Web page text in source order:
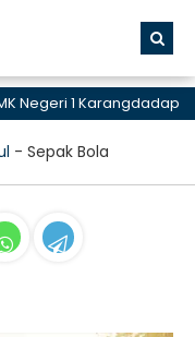
1 Karangdadap
- Sepak Bola